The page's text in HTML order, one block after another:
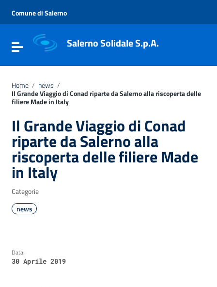
Vai al menu di navigazione
Vai al footer
Comune di Salerno
Attiva / disattiva la navigazione
Salerno Solidale S.p.A.
Home / news /
Il Grande Viaggio di Conad riparte da Salerno alla riscoperta delle
filiere Made in Italy
Il Grande Viaggio di Conad
riparte da Salerno alla
riscoperta delle filiere Made
in Italy
Categorie
news
Data:
30 Aprile 2019